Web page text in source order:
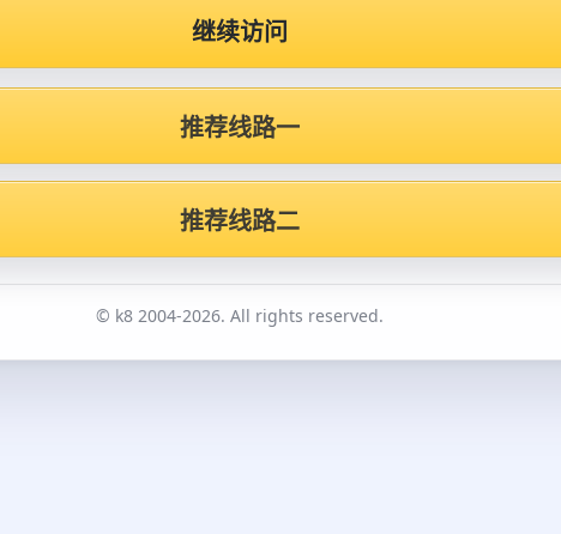
继续访问
推荐线路一
推荐线路二
© k8 2004-2026. All rights reserved.